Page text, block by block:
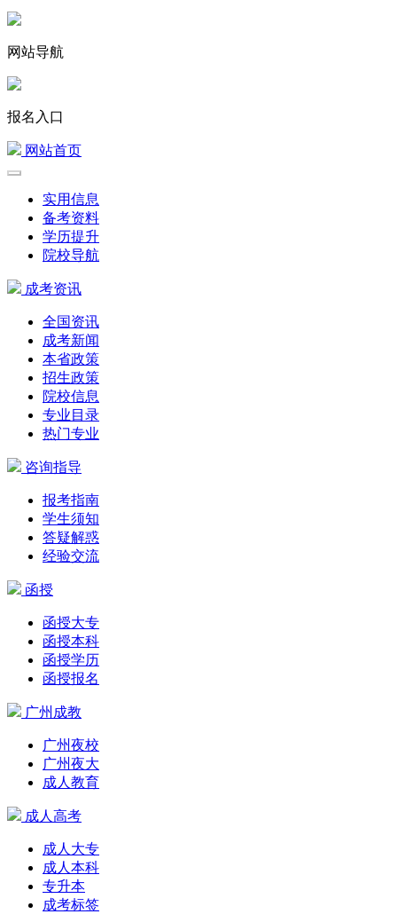
网站导航
报名入口
网站首页
实用信息
备考资料
学历提升
院校导航
成考资讯
全国资讯
成考新闻
本省政策
招生政策
院校信息
专业目录
热门专业
咨询指导
报考指南
学生须知
答疑解惑
经验交流
函授
函授大专
函授本科
函授学历
函授报名
广州成教
广州夜校
广州夜大
成人教育
成人高考
成人大专
成人本科
专升本
成考标签